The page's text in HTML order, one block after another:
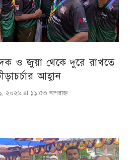
ও জুয়া থেকে দুরে রাখতে
আহ্বান
২০২৬ at ১১:৫৩ অপরাহ্ণ